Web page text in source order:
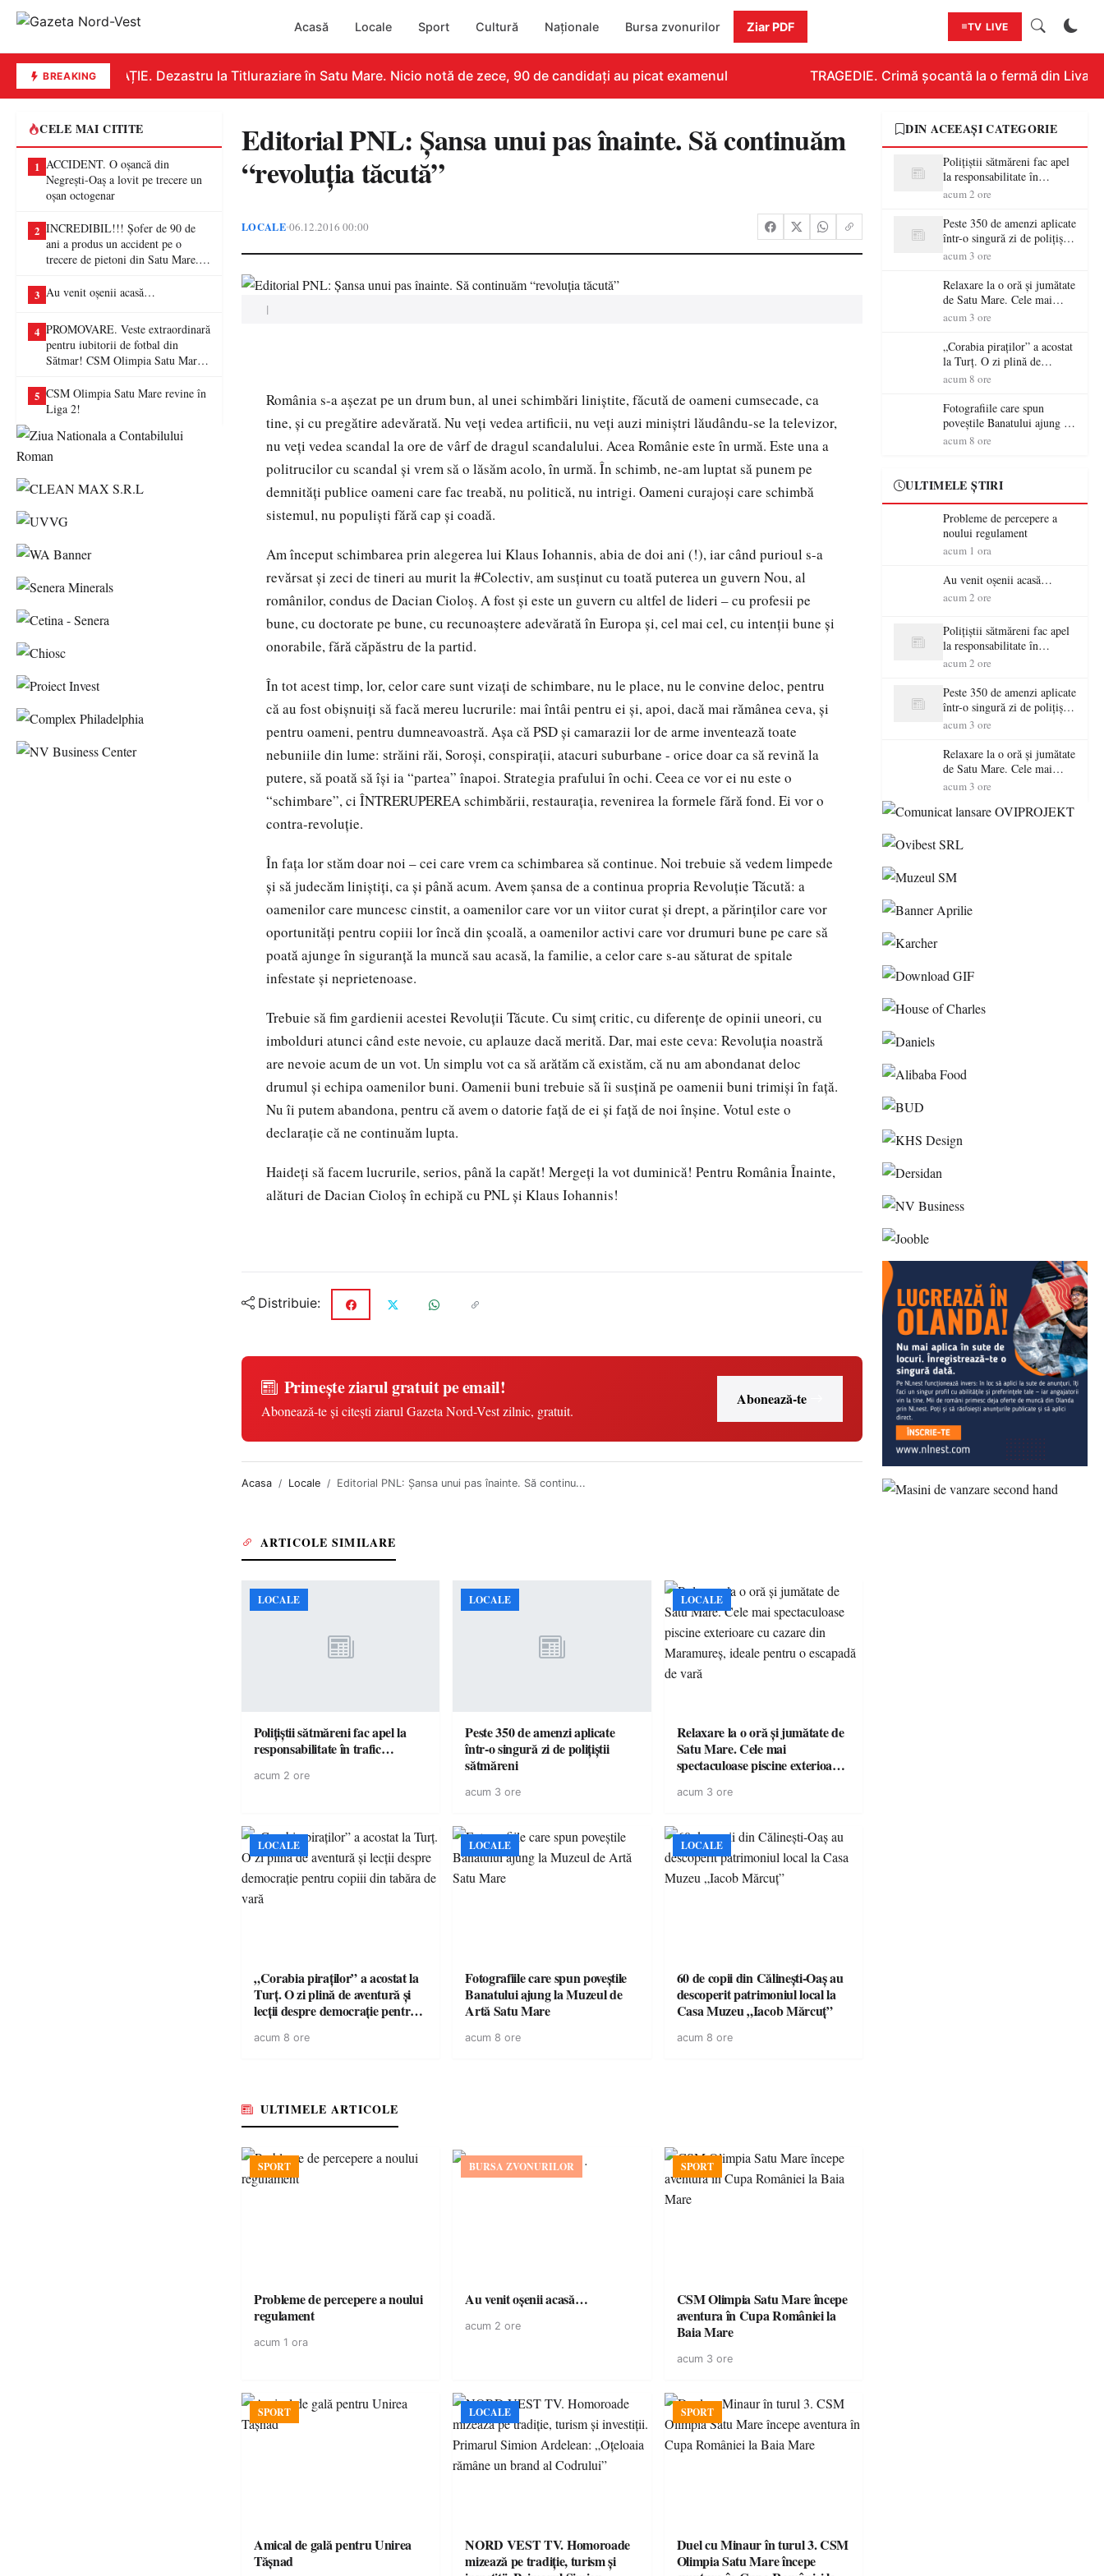
Acasă Locale Sport Cultură Naționale Bursa zvonurilor Ziar PDF TV LIVE
BREAKINGEDUCAȚIE. Dezastru la Titluraziare în Satu Mare. Nicio notă de zece, 90 de candidați au picat examenul TRAGEDIE. Crimă șocantă la o fermă din
CELE MAI CITITE
1 ACCIDENT. O oșancă din
Negrești-Oaș a lovit pe trecere un
oșan octogenar
2 INCREDIBIL!!! Șofer de 90 de
ani a produs un accident pe o
trecere de pietoni din Satu Mare. O
3 Au venit oșenii acasă…
4 PROMOVARE. Veste extraordinară
pentru iubitorii de fotbal din
Sătmar! CSM Olimpia Satu Mare
5 CSM Olimpia Satu Mare revine în
Liga 2!
Editorial PNL: Șansa unui pas înainte. Să continuăm
“revoluția tăcută”
LOCALE•06.12.2016 00:00
|
România s-a așezat pe un drum bun, al unei schimbări liniștite, făcută de oameni cumsecade, ca
tine, și cu pregătire adevărată. Nu veți vedea artificii, nu veți auzi miniștri lăudându-se la televizor,
nu veți vedea scandal la ore de vârf de dragul scandalului. Acea Românie este în urmă. Este una a
politrucilor cu scandal și vrem să o lăsăm acolo, în urmă. În schimb, ne-am luptat să punem pe
demnități publice oameni care fac treabă, nu politică, nu intrigi. Oameni curajoși care schimbă
sistemul, nu populiști fără cap și coadă.
Am început schimbarea prin alegerea lui Klaus Iohannis, abia de doi ani (!), iar când purioul s-a
revărsat și zeci de tineri au murit la #Colectiv, am susținut cu toată puterea un guvern Nou, al
românilor, condus de Dacian Cioloș. A fost și este un guvern cu altfel de lideri – cu profesii pe
bune, cu doctorate pe bune, cu recunoaștere adevărată în Europa și, cel mai cel, cu intenții bune și
onorabile, fără căpăstru de la partid.
În tot acest timp, lor, celor care sunt vizați de schimbare, nu le place, nu le convine deloc, pentru
că au fost obișnuiți să facă mereu lucrurile: mai întâi pentru ei și, apoi, dacă mai rămânea ceva, și
pentru oameni, pentru dumneavoastră. Așa că PSD și camarazii lor de arme inventează toate
nebuniile din lume: străini răi, Soroși, conspirații, atacuri suburbane - orice doar ca să revină la
putere, să poată să își ia “partea” înapoi. Strategia prafului în ochi. Ceea ce vor ei nu este o
“schimbare”, ci ÎNTRERUPEREA schimbării, restaurația, revenirea la formele fără fond. Ei vor o
contra-revoluție.
În fața lor stăm doar noi – cei care vrem ca schimbarea să continue. Noi trebuie să vedem limpede
și să judecăm liniștiți, ca și până acum. Avem șansa de a continua propria Revoluție Tăcută: a
oamenilor care muncesc cinstit, a oamenilor care vor un viitor curat și drept, a părinților care vor
oportunități pentru copiii lor încă din școală, a oamenilor activi care vor drumuri bune pe care să
poată ajunge în siguranță la muncă sau acasă, la familie, a celor care s-au săturat de spitale
infestate și neprietenoase.
Trebuie să fim gardienii acestei Revoluții Tăcute. Cu simț critic, cu diferențe de opinii uneori, cu
imbolduri atunci când este nevoie, cu aplauze dacă merită. Dar, mai este ceva: Revoluția noastră
are nevoie acum de un vot. Un simplu vot ca să arătăm că existăm, că nu am abondanat deloc
drumul și echipa oamenilor buni. Oamenii buni trebuie să îi susțină pe oamenii buni trimiși în față.
Nu îi putem abandona, pentru că avem o datorie față de ei și față de noi înșine. Votul este o
declarație că ne continuăm lupta.
Haideți să facem lucrurile, serios, până la capăt! Mergeți la vot duminică! Pentru România Înainte,
alături de Dacian Cioloș în echipă cu PNL și Klaus Iohannis!
Distribuie:
Primește ziarul gratuit pe email!
Abonează-te și citești ziarul Gazeta Nord-Vest zilnic, gratuit.
Abonează-te
Acasa Locale Editorial PNL: Șansa unui pas înainte. Să continu...
ARTICOLE SIMILARE
LOCALE
Polițiștii sătmăreni fac apel la
responsabilitate în trafic…
acum 2 ore
LOCALE
Peste 350 de amenzi aplicate
într-o singură zi de polițiștii
sătmăreni
acum 3 ore
LOCALE
Relaxare la o oră și jumătate de
Satu Mare. Cele mai
spectaculoase piscine exterioare
pentru o escapadă de vară
acum 3 ore
LOCALE
„Corabia piraților” a acostat la
Turț. O zi plină de aventură și
lecții despre democrație pentru
acum 8 ore
LOCALE
Fotografiile care spun poveștile
Banatului ajung la Muzeul de
Artă Satu Mare
acum 8 ore
LOCALE
60 de copii din Călinești-Oaș au
descoperit patrimoniul local la
Casa Muzeu „Iacob Mărcuț”
acum 8 ore
ULTIMELE ARTICOLE
SPORT
Probleme de percepere a noului
regulament
acum 1 ora
BURSA ZVONURILOR
Au venit oșenii acasă…
acum 2 ore
SPORT
CSM Olimpia Satu Mare începe
aventura în Cupa României la
Baia Mare
acum 3 ore
SPORT
Amical de gală pentru Unirea
Tășnad
LOCALE
NORD VEST TV. Homoroade
mizează pe tradiție, turism și
SPORT
Duel cu Minaur în turul 3. CSM
Olimpia Satu Mare începe
DIN ACEEAȘI CATEGORIE
Polițiștii sătmăreni fac apel
la responsabilitate în
trafic…
acum 2 ore
Peste 350 de amenzi aplicate
într-o singură zi de polițiștii
sătmăreni
acum 3 ore
Relaxare la o oră și jumătate
de Satu Mare. Cele mai
spectaculoase piscine
Maramureș, ideale pentru o
escapadă de vară
acum 3 ore
„Corabia piraților” a acostat
la Turț. O zi plină de
aventură și lecții despre
tabăra de vară
acum 8 ore
Fotografiile care spun
poveștile Banatului ajung la
Muzeul de Artă Satu Mare
acum 8 ore
ULTIMELE ȘTIRI
Probleme de percepere a
noului regulament
acum 1 ora
Au venit oșenii acasă…
acum 2 ore
Polițiștii sătmăreni fac apel
la responsabilitate în
trafic…
acum 2 ore
Peste 350 de amenzi aplicate
într-o singură zi de polițiștii
sătmăreni
acum 3 ore
Relaxare la o oră și jumătate
de Satu Mare. Cele mai
spectaculoase piscine
Maramureș, ideale pentru o
acum 3 ore